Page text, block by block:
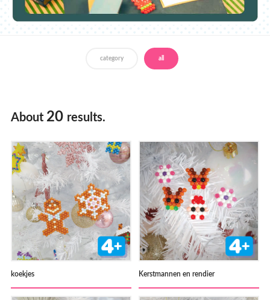
Voor ouders
category all
About 20 results.
koekjes Kerstmannen en rendier